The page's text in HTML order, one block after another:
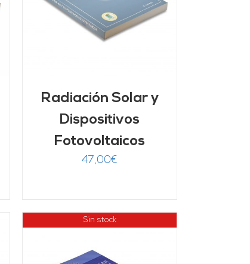
Radiación Solar y
Dispositivos
Fotovoltaicos
47,00€
Sin stock